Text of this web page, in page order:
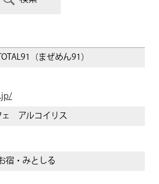
（まぜめん91）
ェ アルコイリス
宿・みとしる